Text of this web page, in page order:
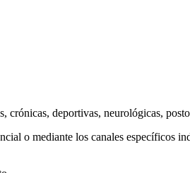
crónicas, deportivas, neurológicas,
o mediante los canales específicos